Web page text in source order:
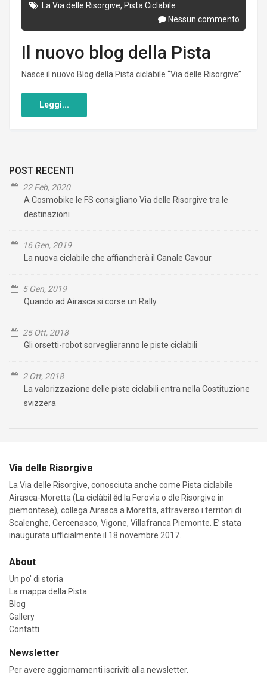
La Via delle Risorgive, Pista Ciclabile
Nessun commento
Il nuovo blog della Pista
Nasce il nuovo Blog della Pista ciclabile “Via delle Risorgive”
Leggi...
POST RECENTI
22 Feb, 2020
A Cosmobike le FS consigliano Via delle Risorgive tra le
destinazioni
16 Gen, 2019
La nuova ciclabile che affiancherà il Canale Cavour
5 Gen, 2019
Quando ad Airasca si corse un Rally
25 Ott, 2018
Gli orsetti-robot sorveglieranno le piste ciclabili
2 Ott, 2018
La valorizzazione delle piste ciclabili entra nella Costituzione
svizzera
Via delle Risorgive
La Via delle Risorgive, conosciuta anche come Pista ciclabile
Airasca-Moretta (La ciclàbil ĕd la Ferovìa o dle Risorgive in
piemontese), collega Airasca a Moretta, attraverso i territori di
Scalenghe, Cercenasco, Vigone, Villafranca Piemonte. E’ stata
inaugurata ufficialmente il 18 novembre 2017.
About
Un po' di storia
La mappa della Pista
Blog
Gallery
Contatti
Newsletter
Per avere aggiornamenti iscriviti alla newsletter.